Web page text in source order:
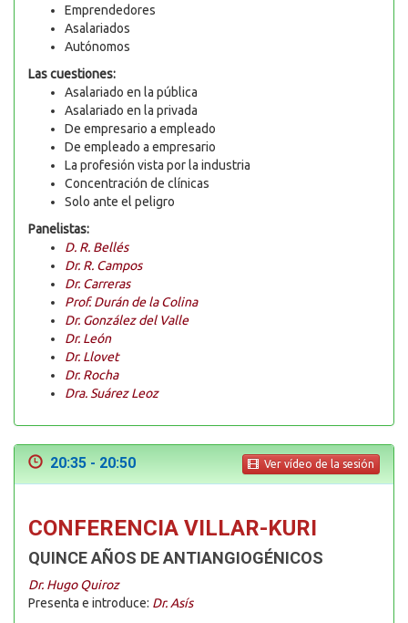
Emprendedores
Asalariados
Autónomos
Las cuestiones:
Asalariado en la pública
Asalariado en la privada
De empresario a empleado
De empleado a empresario
La profesión vista por la industria
Concentración de clínicas
Solo ante el peligro
Panelistas:
D. R. Bellés
Dr. R. Campos
Dr. Carreras
Prof. Durán de la Colina
Dr. González del Valle
Dr. León
Dr. Llovet
Dr. Rocha
Dra. Suárez Leoz
20:35 - 20:50 Ver vídeo de la sesión
CONFERENCIA VILLAR-KURI
QUINCE AÑOS DE ANTIANGIOGÉNICOS
Dr. Hugo Quiroz
Presenta e introduce: Dr. Asís